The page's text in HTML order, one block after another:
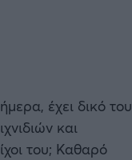
έχει δικό του
και
του; Καθαρό